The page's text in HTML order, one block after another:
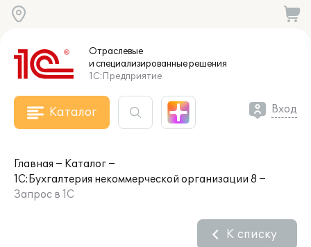
Отраслевые
и специализированныерешения
1С:Предприятие
Каталог Вход
Главная
Каталог
1С:Бухгалтерия некоммерческой организации 8
Запрос в 1С
К списку